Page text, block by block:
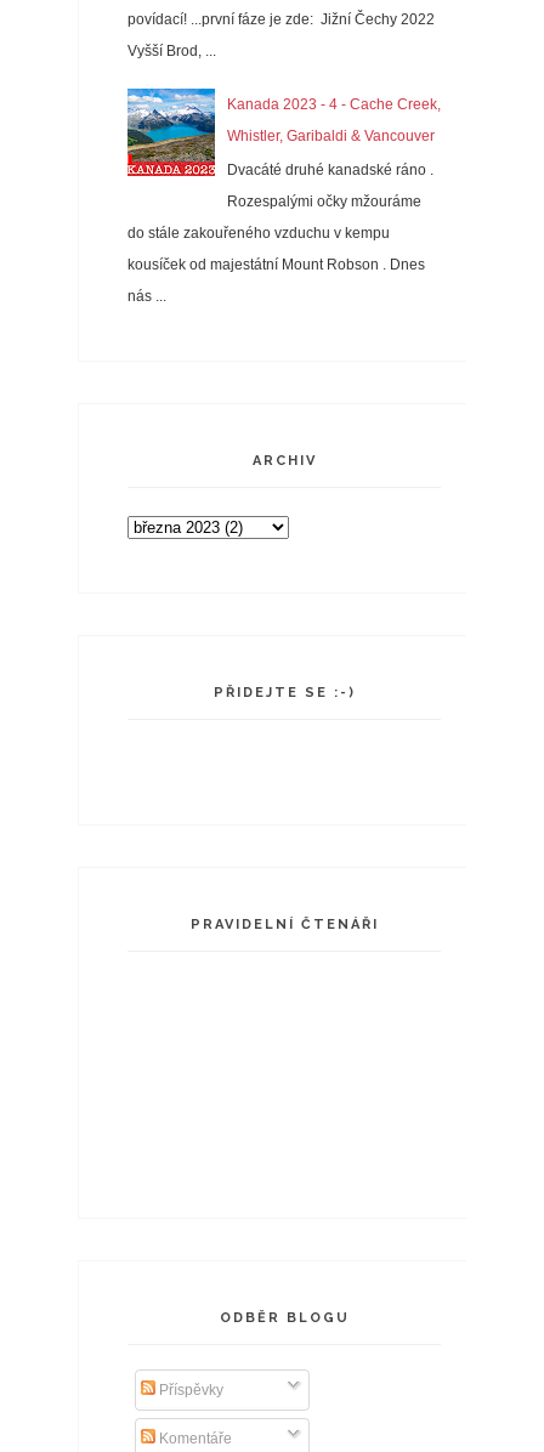
povídací! ...první fáze je zde: Jižní Čechy 2022
Vyšší Brod, ...
Kanada 2023 - 4 - Cache Creek,
Whistler, Garibaldi & Vancouver
Dvacáté druhé kanadské ráno .
Rozespalými očky mžouráme
do stále zakouřeného vzduchu v kempu
kousíček od majestátní Mount Robson . Dnes
nás ...
ARCHIV
PŘIDEJTE SE :-)
PRAVIDELNÍ ČTENÁŘI
ODBĚR BLOGU
Příspěvky
Komentáře